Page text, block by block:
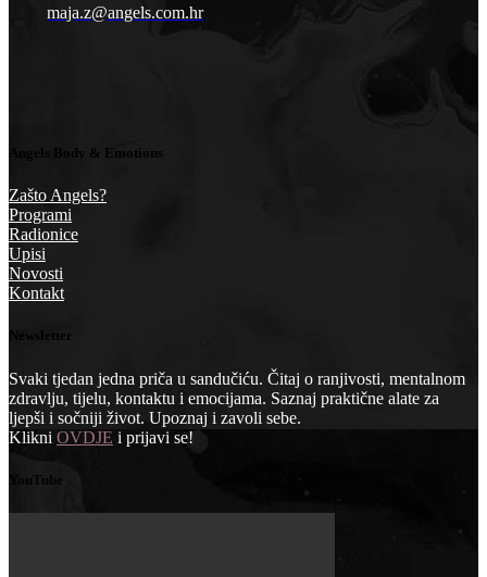
maja.z@angels.com.hr
Angels Body & Emotions
Zašto Angels?
Programi
Radionice
Upisi
Novosti
Kontakt
Newsletter
Svaki tjedan jedna priča u sandučiću. Čitaj o ranjivosti, mentalnom
zdravlju, tijelu, kontaktu i emocijama. Saznaj praktične alate za
ljepši i sočniji život. Upoznaj i zavoli sebe.
Klikni OVDJE i prijavi se!
YouTube